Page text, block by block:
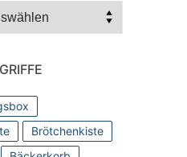
Brötchenkiste